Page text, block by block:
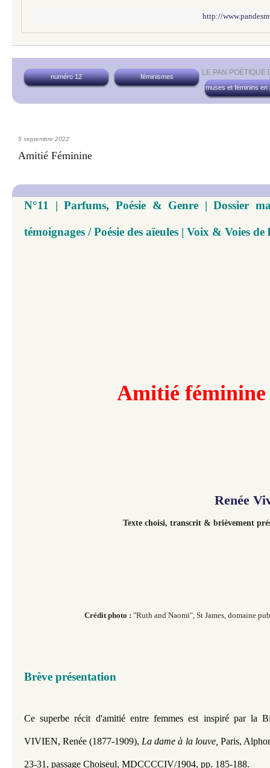
http://
LE PAN POÉTIQUE
numéro 12
féminismes
muses et féminins en
5 septembre 2022
Amitié Féminine
N°11 | Parfums, Poésie & Genre | Dossier
témoignages / Poésie des aïeules | Voix & Voies
Amitié féminine
Renée
Texte choisi, transcrit & brièvement
Crédit photo : "Ruth and Naomi", St James, domaine
Brève présentation
Ce superbe récit d'amitié entre femmes est inspiré par la
VIVIEN, Renée (1877-1909), La dame à la louve, Paris,
23-31, passage Choiseul, MDCCCCIV/1904, pp. 185-188.